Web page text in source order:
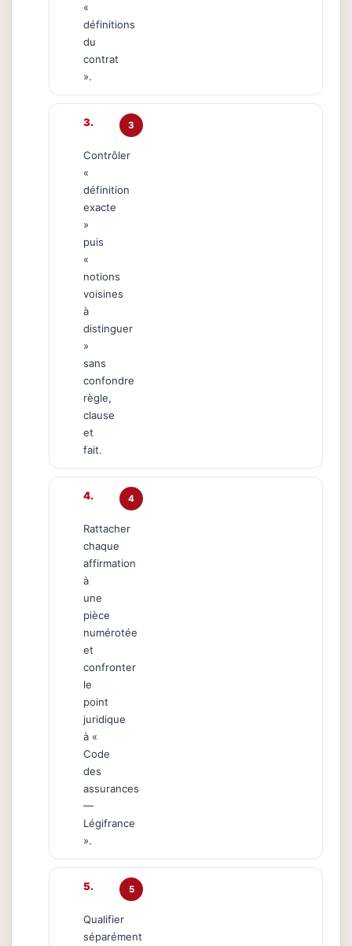
«
définitions
du
contrat
».
3
Contrôler
«
définition
exacte
»
puis
«
notions
voisines
à
distinguer
»
sans
confondre
règle,
clause
et
fait.
4
Rattacher
chaque
affirmation
à
une
pièce
numérotée
et
confronter
le
point
juridique
à «
Code
des
assurances
—
Légifrance
».
5
Qualifier
séparément